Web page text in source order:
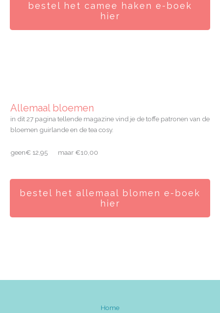
bestel het camee haken e-boek
hier
Allemaal bloemen
in dit 27 pagina tellende magazine vind je de toffe patronen van de
bloemen guirlande en de tea cosy.
geen€ 12,95 maar €10,00
bestel het allemaal blomen e-boek
hier
Home